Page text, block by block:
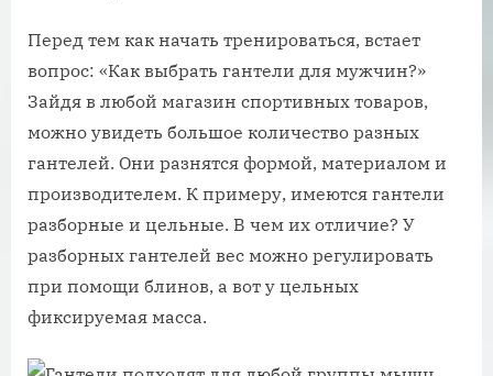
Перед тем как начать тренироваться, встает
вопрос: «Как выбрать гантели для мужчин?»
Зайдя в любой магазин спортивных товаров,
можно увидеть большое количество разных
гантелей. Они разнятся формой, материалом и
производителем. К примеру, имеются гантели
разборные и цельные. В чем их отличие? У
разборных гантелей вес можно регулировать
при помощи блинов, а вот у цельных
фиксируемая масса.